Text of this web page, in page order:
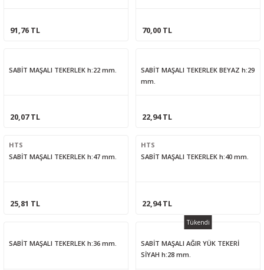
91,76 TL 70,00 TL
SABİT MAŞALI TEKERLEK h:22 mm.
20,07 TL
SABİT MAŞALI TEKERLEK BEYAZ h:29
mm.
22,94 TL
HTS
SABİT MAŞALI TEKERLEK h:47 mm.
25,81 TL
HTS
SABİT MAŞALI TEKERLEK h:40 mm.
22,94 TL
SABİT MAŞALI TEKERLEK h:36 mm.
Tükendi
SABİT MAŞALI AĞIR YÜK TEKERİ
SİYAH h:28 mm.